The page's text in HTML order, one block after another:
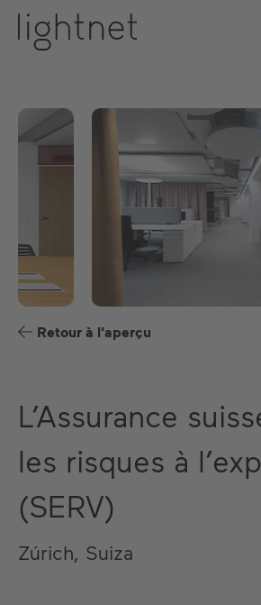
FR DE
Retour à l'aperçu
L’Assurance
les risques à
(SERV)
Zúrich, Suiza